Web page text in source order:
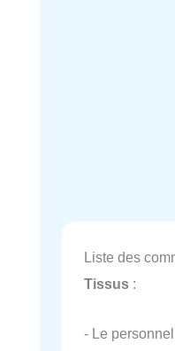
Liste des
Tissus :
- Le